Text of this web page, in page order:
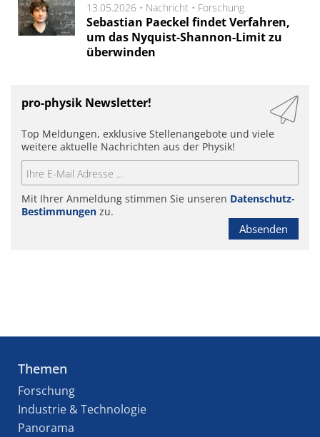
13.05.2026 • Nachricht • Forschung
Sebastian Paeckel findet Verfahren,
um das Nyquist-Shannon-Limit zu
überwinden
pro-physik Newsletter!
Top Meldungen, exklusive Stellenangebote und viele
weitere aktuelle Nachrichten aus der Physik!
Mit Ihrer Anmeldung stimmen Sie unseren Datenschutz-
Bestimmungen zu.
Absenden
Themen
Forschung
Industrie & Technologie
Panorama